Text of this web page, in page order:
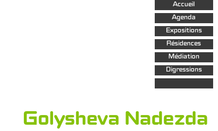
Aller au
contenu
principal
Accueil
Agenda
Expositions
Résidences
Médiation
Digressions
Golysheva Nadezda